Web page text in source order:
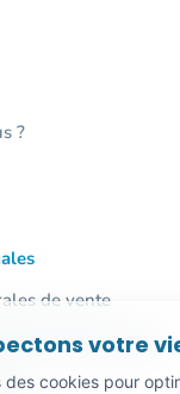
?
de vente
personnelles
votre
des cookies pour